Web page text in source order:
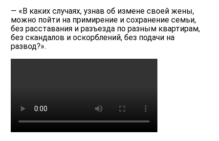
— «В каких случаях, узнав об измене своей жены,
можно пойти на примирение и сохранение семьи,
без расставания и разъезда по разным квартирам,
без скандалов и оскорблений, без подачи на
развод?».